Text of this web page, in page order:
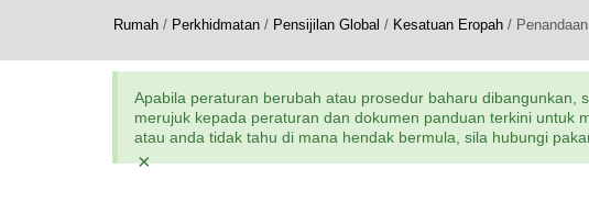
Rumah / Perkhidmatan / Pensijilan Global / Kesatuan Eropah /
Apabila peraturan berubah atau prosedur baharu dibangunkan,
merujuk kepada peraturan dan dokumen panduan terkini untuk
atau anda tidak tahu di mana hendak bermula, sila hubungi
×